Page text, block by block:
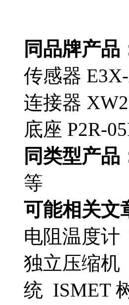
同品牌产品
传感器
连接器
底座 P2R-
同类型产品
等
可能相关文
电阻温度计
独立压缩机
统 ISMET